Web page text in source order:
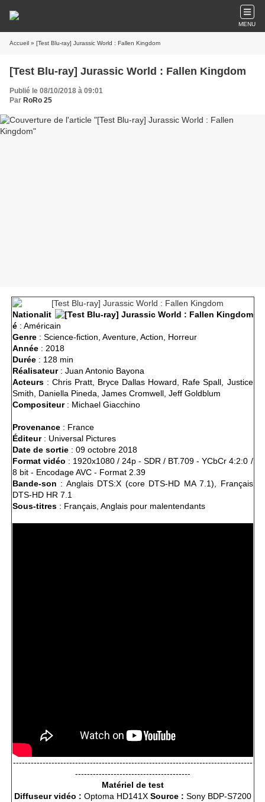
MENU
Accueil » [Test Blu-ray] Jurassic World : Fallen Kingdom
[Test Blu-ray] Jurassic World : Fallen Kingdom
Publié le 08/10/2018 à 09:01
Par RoRo 25
Nationalit
é: Américain
Genre: Science-fiction, Aventure, Action, Horreur
Année: 2018
Durée: 128 min
Réalisateur: Juan Antonio Bayona
Acteurs: Chris Pratt, Bryce Dallas Howard, Rafe Spall, Justice
Smith, Daniella Pineda, James Cromwell, Jeff Goldblum
Compositeur : Michael Giacchino
Provenance: France
Éditeur: Universal Pictures
Date de sortie: 09 octobre 2018
Format vidéo : 1920x1080 / 24p - SDR / BT.709 - YCbCr 4:2:0 /
8 bit - Encodage AVC - Format 2.39
Bande-son : Anglais DTS:X (core DTS-HD MA 7.1), Français
DTS-HD HR 7.1
Sous-titres: Français, Anglais pour malentendants
---------------------------------------------------------------------------------
---------------------------------------
Matériel de test
Diffuseur vidéo : Optoma HD141X Source : Sony BDP-S7200